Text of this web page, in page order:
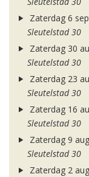
Zaterdag 6
Sleutelstad 30
Zaterdag 30
Sleutelstad 30
Zaterdag 23
Sleutelstad 30
Zaterdag 16
Sleutelstad 30
Zaterdag 9
Sleutelstad 30
Zaterdag 2